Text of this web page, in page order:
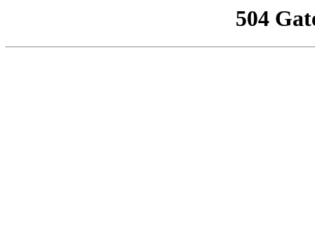
504